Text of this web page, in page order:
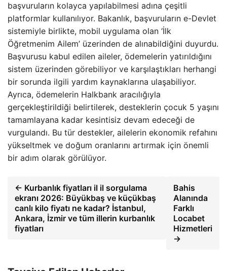
başvuruların kolayca yapılabilmesi adına çeşitli
platformlar kullanılıyor. Bakanlık, başvuruların e-Devlet
sistemiyle birlikte, mobil uygulama olan ‘İlk
Öğretmenim Ailem’ üzerinden de alınabildiğini duyurdu.
Başvurusu kabul edilen aileler, ödemelerin yatırıldığını
sistem üzerinden görebiliyor ve karşılaştıkları herhangi
bir sorunda ilgili yardım kaynaklarına ulaşabiliyor.
Ayrıca, ödemelerin Halkbank aracılığıyla
gerçekleştirildiği belirtilerek, desteklerin çocuk 5 yaşını
tamamlayana kadar kesintisiz devam edeceği de
vurgulandı. Bu tür destekler, ailelerin ekonomik refahını
yükseltmek ve doğum oranlarını artırmak için önemli
bir adım olarak görülüyor.
← Kurbanlık fiyatları il il sorgulama
ekranı 2026: Büyükbaş ve küçükbaş
canlı kilo fiyatı ne kadar? İstanbul,
Ankara, İzmir ve tüm illerin kurbanlık
fiyatları
Bahis
Alanında
Farklı
Locabet
Hizmetleri
→